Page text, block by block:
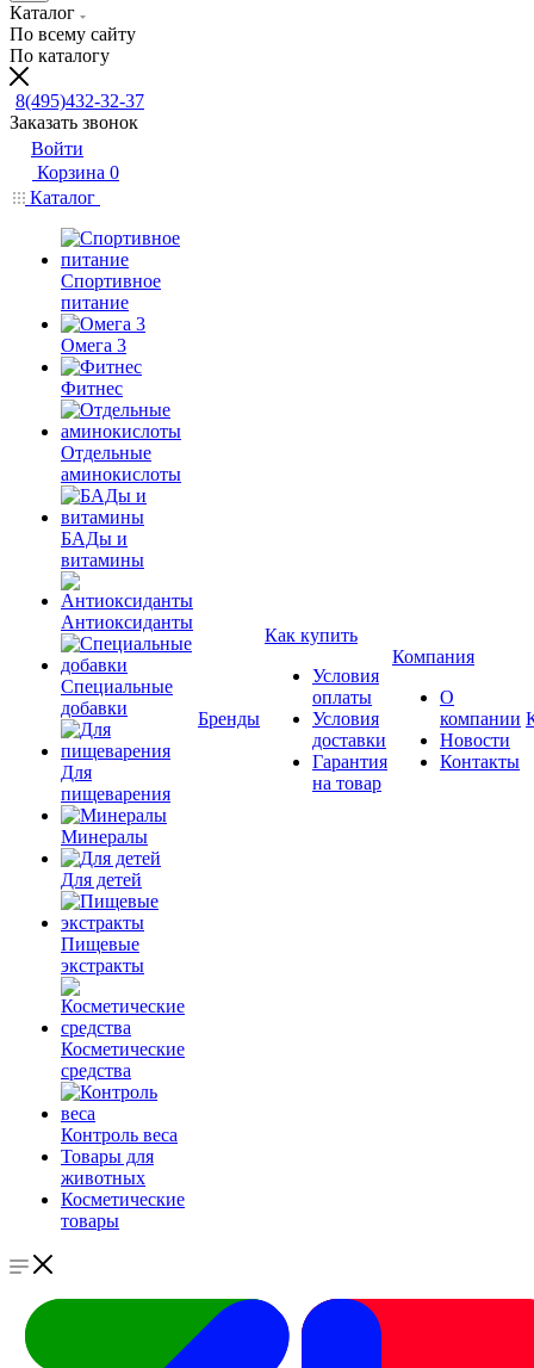
Каталог
По всему сайту
По каталогу
8(495)432-32-37
Заказать звонок
Войти
Корзина 0
Каталог
Спортивное
питание
Омега 3
Фитнес
Отдельные
аминокислоты
БАДы и
витамины
Антиоксиданты
Специальные
добавки
Для
пищеварения
Минералы
Для детей
Пищевые
экстракты
Косметические
средства
Контроль веса
Товары для
животных
Косметические
товары
Бренды
Как купить
Условия
оплаты
Условия
доставки
Гарантия
на товар
Компания
О
компании
Новости
Контакты